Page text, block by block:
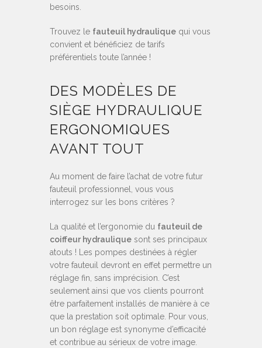
besoins.
Trouvez le fauteuil hydraulique qui vous
convient et bénéficiez de tarifs
préférentiels toute l’année !
DES MODÈLES DE
SIÈGE HYDRAULIQUE
ERGONOMIQUES
AVANT TOUT
Au moment de faire l’achat de votre futur
fauteuil professionnel, vous vous
interrogez sur les bons critères ?
La qualité et l’ergonomie du fauteuil de
coiffeur hydraulique sont ses principaux
atouts ! Les pompes destinées à régler
votre fauteuil devront en effet permettre un
réglage fin, sans imprécision. C’est
seulement ainsi que vos clients pourront
être parfaitement installés de manière à ce
que la prestation soit optimale. Pour vous,
un bon réglage est synonyme d’efficacité
et contribue au sérieux de votre image.